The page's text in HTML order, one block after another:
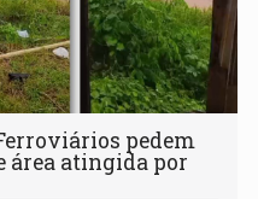
pedem
área atingida por